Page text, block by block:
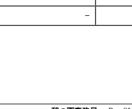
－